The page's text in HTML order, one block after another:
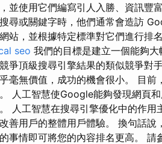
並使用它們編寫引人入勝、資訊豐
尋或關鍵字時，他們通常會造訪
站，並根據特定標準對它們進行排
seo 我們的目標是建立一個能夠
爭頂級搜尋引擎結果的類似競爭對
毫無價值，成功的機會很小。 目
人工智慧使Google能夠發現網頁
人工智慧在搜尋引擎優化中的作
善用戶的整體用戶體驗。 換句話
事情即可將您的內容排名更高。